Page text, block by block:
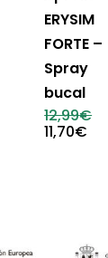
ERYSIM
FORTE –
Spray
bucal
12,99€El
11,70€